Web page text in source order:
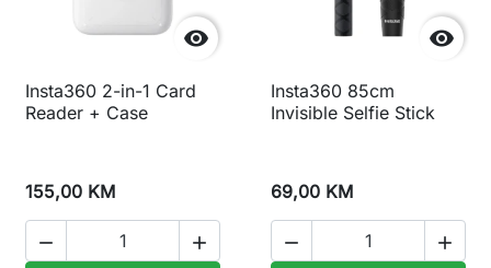

Insta360 2-in-1 Card
Reader + Case
155,00 KM
 

Insta360 85cm
Invisible Selfie Stick
69,00 KM
 